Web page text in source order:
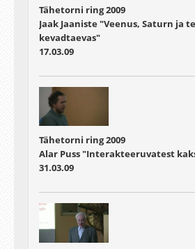
Tähetorni ring 2009
Jaak Jaaniste "Veenus, Saturn ja
kevadtaevas"
17.03.09
Tähetorni ring 2009
Alar Puss "Interakteeruvatest
31.03.09